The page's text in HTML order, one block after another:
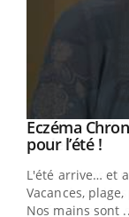
Youtube
Eczéma
pour l’été !
L'été arrive… et
Vacances,
Nos mains sont